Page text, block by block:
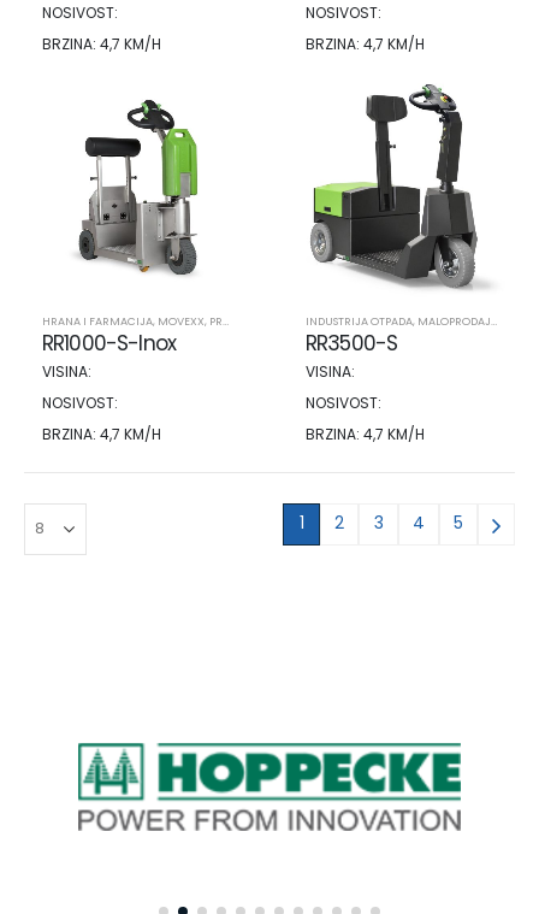
NOSIVOST:
BRZINA: 4,7 KM/H
NOSIVOST:
BRZINA: 4,7 KM/H
HRANA I FARMACIJA, MOVEXX, PROIZVODI SEKTORI,STROJEVI NA KOJIMA SE STOJI,
RR1000-S-Inox
VISINA:
NOSIVOST:
BRZINA: 4,7 KM/H
INDUSTRIJA OTPADA, MALOPRODAJA I DISTRIBUCIJA
RR3500-S
VISINA:
NOSIVOST:
BRZINA: 4,7 KM/H
1 2 3 4 5